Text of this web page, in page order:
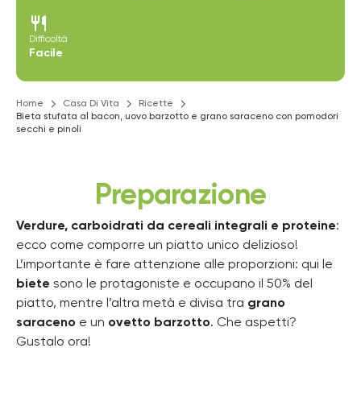
restaurant
Difficoltà
Facile
Home Casa Di Vita
Ricette
Bieta stufata al bacon, uovo barzotto e grano saraceno con pomodori
secchi e pinoli
Preparazione
Verdure, carboidrati da cereali integrali e proteine:
ecco come comporre un piatto unico delizioso!
L’importante è fare attenzione alle proporzioni: qui le
biete sono le protagoniste e occupano il 50% del
piatto, mentre l’altra metà e divisa tra grano
saraceno e un ovetto barzotto. Che aspetti?
Gustalo ora!